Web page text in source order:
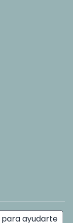
para ayudarte
con ❤️ por